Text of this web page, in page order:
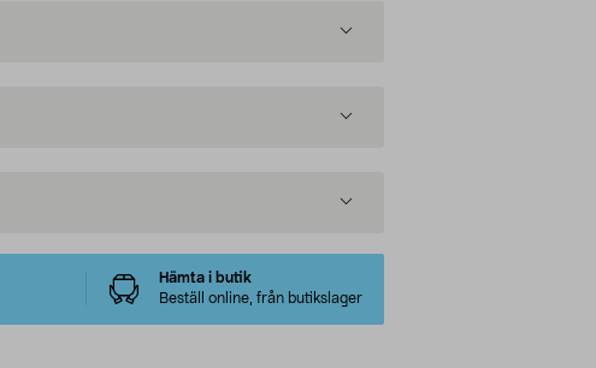
Hämta i butik
Beställ online, från butikslager